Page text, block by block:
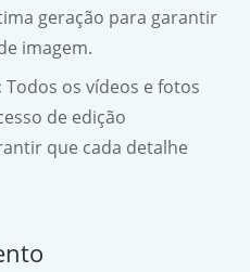
geração para garantir
imagem.
Todos os vídeos e fotos
de edição
que cada detalhe